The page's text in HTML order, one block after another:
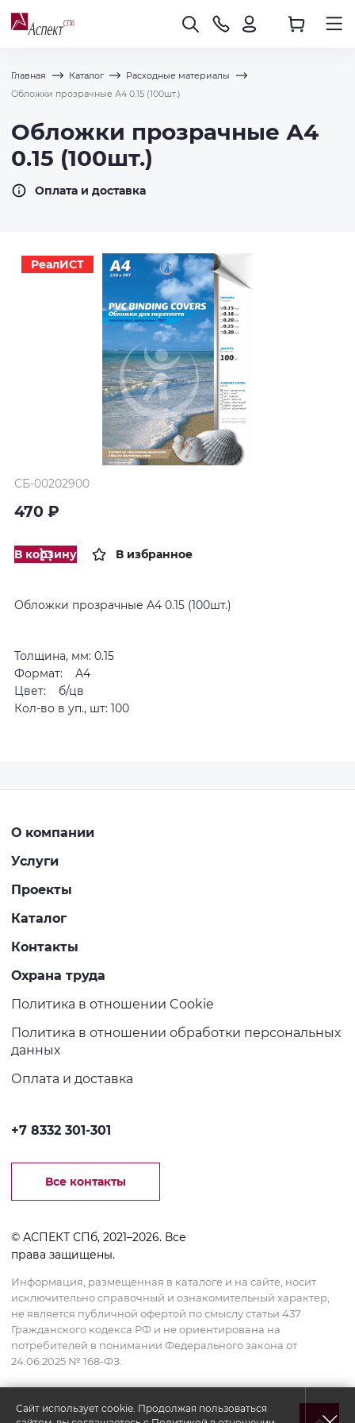
Главная Каталог
Расходные материалы
Обложки прозрачные А4 0.15 (100шт.)
Обложки прозрачные А4
0.15 (100шт.)
Оплата и доставка
РеалИСТ
СБ-00202900
470 ₽
В корзину В избранное
Обложки прозрачные А4 0.15 (100шт.)
Толщина, мм: 0.15
Формат: А4
Цвет: б/цв
Кол-во в уп., шт: 100
О компании
Услуги
Проекты
Каталог
Контакты
Охрана труда
Политика в отношении Cookie
Политика в отношении обработки персональных
данных
Оплата и доставка
+7 8332 301-301
Все контакты
© АСПЕКТ СПб, 2021–2026. Все
права защищены.
Информация, размещенная в каталоге и на сайте, носит
исключительно справочный и ознакомительный характер,
не является публичной офертой по смыслу статьи 437
Гражданского кодекса РФ и не ориентирована на
потребителей в понимании Федерального закона от
24.06.2025 № 168-ФЗ.
Сайт использует cookie. Продолжая пользоваться